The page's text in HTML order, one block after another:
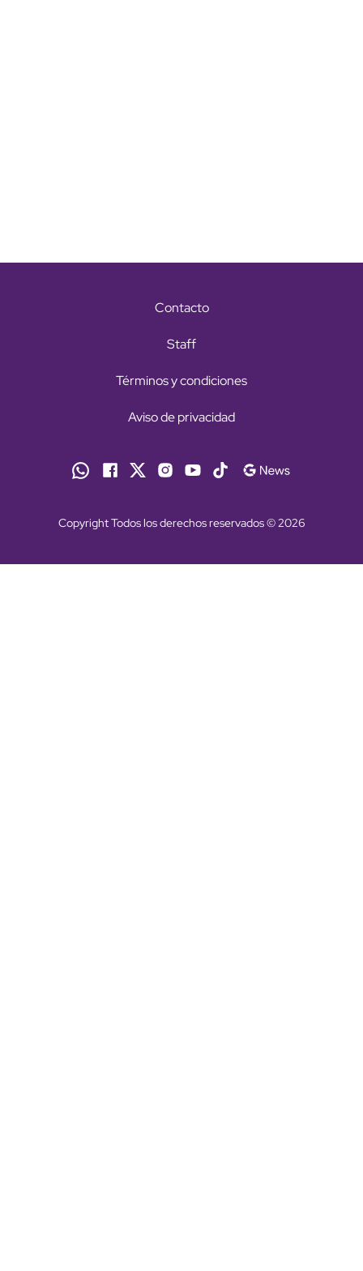
Contacto
Staff
Términos y condiciones
Aviso de privacidad
Copyright Todos los derechos reservados © 2026